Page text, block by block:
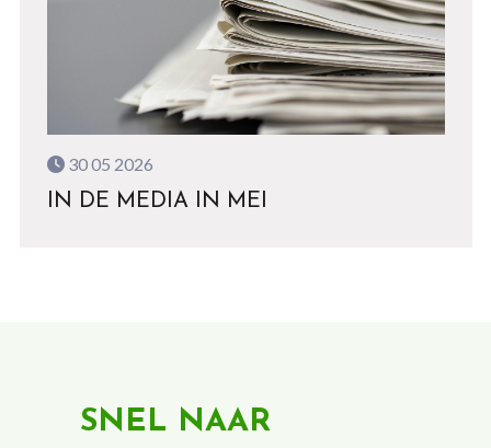
30 05 2026
IN DE MEDIA IN MEI
SNEL NAAR